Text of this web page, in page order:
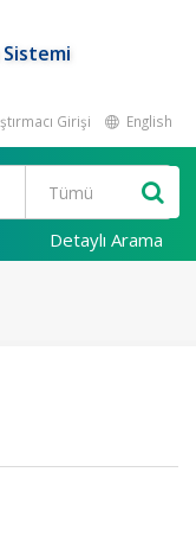
Girişi English
Detaylı Arama